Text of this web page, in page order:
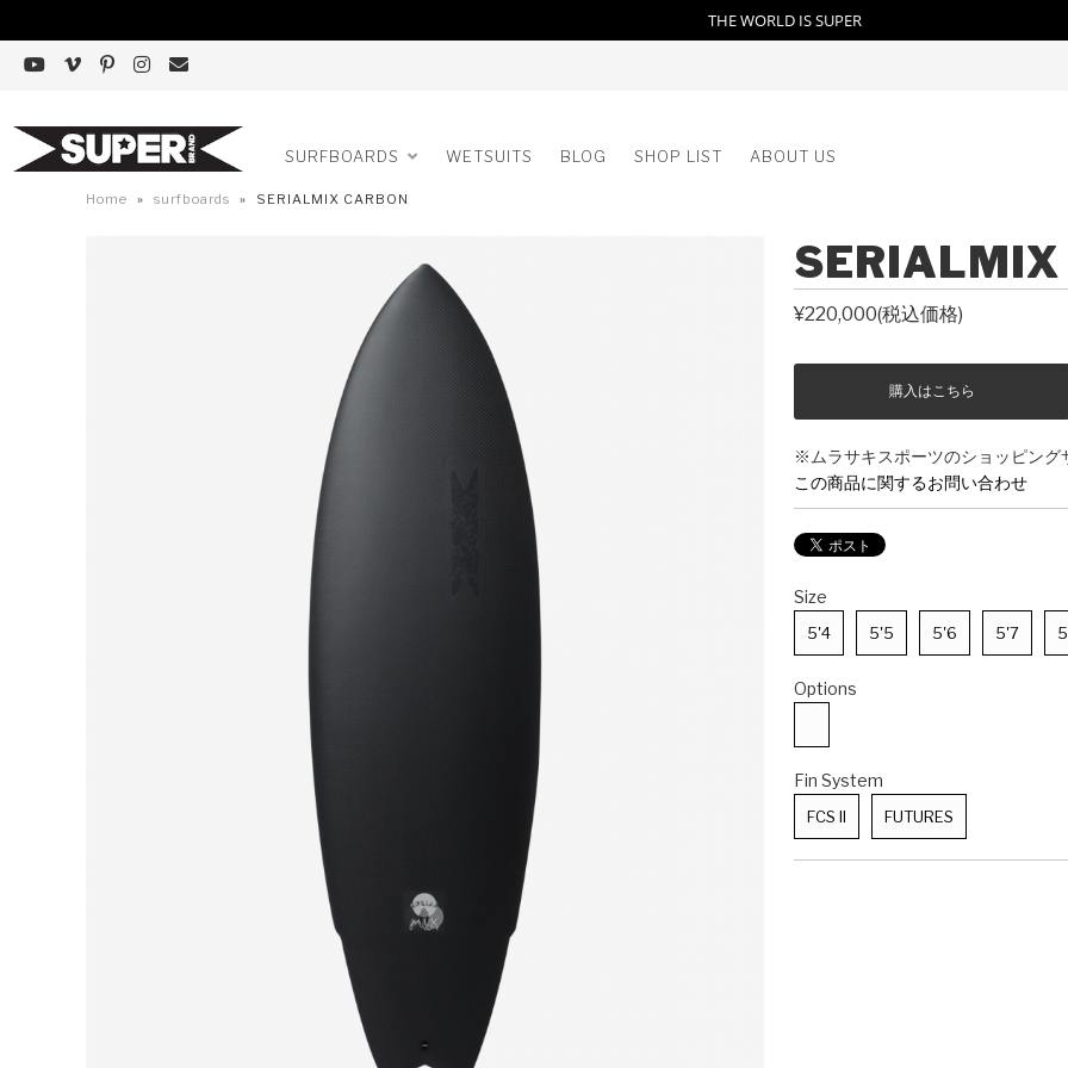
THE WORLD IS SUPER
SURFBOARDS WETSUITS BLOG SHOP LIST ABOUT US
Home » surfboards » SERIALMIX CARBON
SERIALMIX
¥220,000(税込価格)
※ムラサキスポーツのショッピング
この商品に関するお問い合わせ
Size
5'4 5'5 5'6 5'7
Options
Fin System
FCS II FUTURES